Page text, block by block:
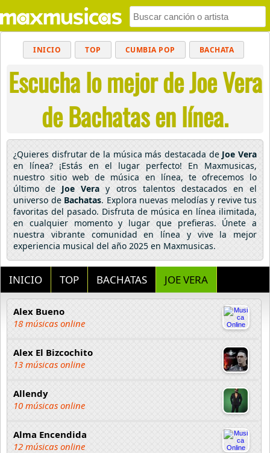
INICIO TOP CUMBIA POP BACHATA
MUSICA CRISTIANA REGGAETON
BALADAS ALTERNATIVO ELECTRÓNICA
CUMBIAS
Escucha lo mejor de Joe Vera
de Bachatas en línea.
¿Quieres disfrutar de la música más destacada de Joe Vera
en línea? ¡Estás en el lugar perfecto! En Maxmusicas,
nuestro sitio web de música en línea, te ofrecemos lo
último de Joe Vera y otros talentos destacados en el
universo de Bachatas. Explora nuevas melodías y revive tus
favoritas del pasado. Disfruta de música en línea ilimitada,
en cualquier momento y lugar que prefieras. Únete a
nuestra vibrante comunidad en línea y vive la mejor
experiencia musical del año 2025 en Maxmusicas.
INICIO TOP BACHATAS JOE VERA
Alex Bueno
18 músicas online
Alex El Bizcochito
13 músicas online
Allendy
10 músicas online
Alma Encendida
12 músicas online